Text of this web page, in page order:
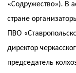
«Содружество»). В
стране
ПВО
директор
председатель